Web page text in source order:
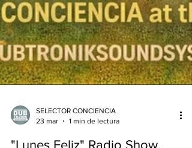
SELECTOR CONCIENCIA